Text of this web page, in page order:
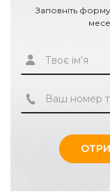
Заповніть